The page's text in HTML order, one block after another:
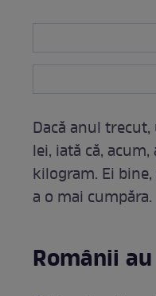
Dacă anul
lei, iată că,
kilogram. Ei
a o mai cumpăra.
Românii